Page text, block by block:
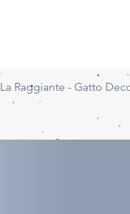
La Raggiante - Gatto